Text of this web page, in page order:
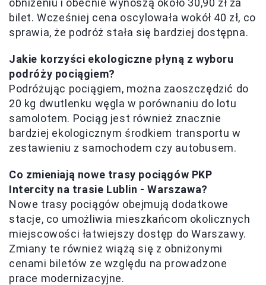
obniżeniu i obecnie wynoszą około 30,90 zł za
bilet. Wcześniej cena oscylowała wokół 40 zł, co
sprawia, że podróż stała się bardziej dostępna.
Jakie korzyści ekologiczne płyną z wyboru
podróży pociągiem?
Podróżując pociągiem, można zaoszczędzić do
20 kg dwutlenku węgla w porównaniu do lotu
samolotem. Pociąg jest również znacznie
bardziej ekologicznym środkiem transportu w
zestawieniu z samochodem czy autobusem.
Co zmieniają nowe trasy pociągów PKP
Intercity na trasie Lublin - Warszawa?
Nowe trasy pociągów obejmują dodatkowe
stacje, co umożliwia mieszkańcom okolicznych
miejscowości łatwiejszy dostęp do Warszawy.
Zmiany te również wiążą się z obniżonymi
cenami biletów ze względu na prowadzone
prace modernizacyjne.